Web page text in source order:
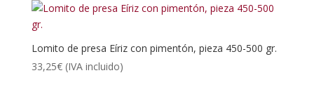
Lomito de presa Eíriz con pimentón, pieza 450-500 gr.
33,25€ (IVA incluido)